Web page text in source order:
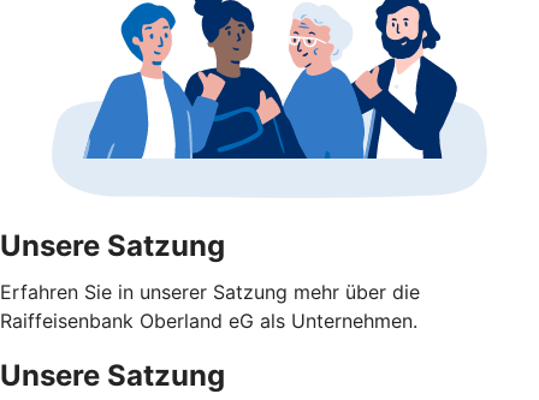
Unsere Satzung
Erfahren Sie in unserer Satzung mehr über die
Raiffeisenbank Oberland eG als Unternehmen.
Unsere Satzung